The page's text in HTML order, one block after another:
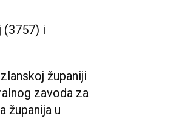
(3757) i
županiji
zavoda za
županija u